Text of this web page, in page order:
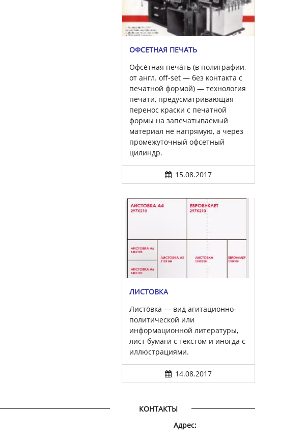
ОФСЕ́ТНАЯ ПЕЧА́ТЬ
Офсе́тная печа́ть (в полиграфии,
от англ. off-set — без контакта с
печатной формой) — технология
печати, предусматривающая
перенос краски с печатной
формы на запечатываемый
материал не напрямую, а через
промежуточный офсетный
цилиндр.
15.08.2017
ЛИСТО́ВКА
Листо́вка — вид агитационно-
политической или
информационной литературы,
лист бумаги с текстом и иногда с
иллюстрациями.
14.08.2017
КОНТАКТЫ
Адрес: